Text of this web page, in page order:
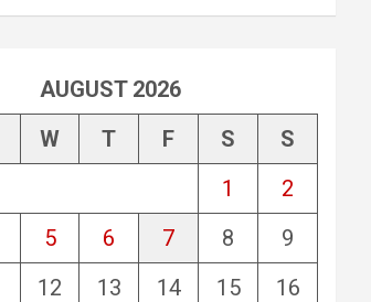
AUGUST 2026
W T F S
S
1
2
5 6 7 8
9
12 13 14 15
16